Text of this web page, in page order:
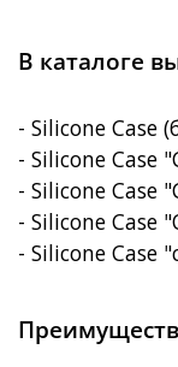
В каталоге
- Silicone Case
- Silicone Case
- Silicone Case
- Silicone Case
- Silicone Case